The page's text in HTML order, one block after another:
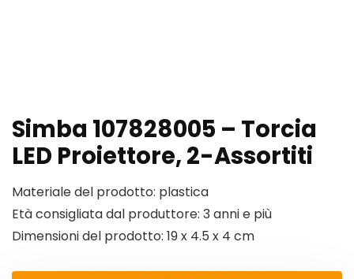
Simba 107828005 – Torcia
LED Proiettore, 2-Assortiti
Materiale del prodotto: plastica
Età consigliata dal produttore: 3 anni e più
Dimensioni del prodotto: 19 x 4.5 x 4 cm